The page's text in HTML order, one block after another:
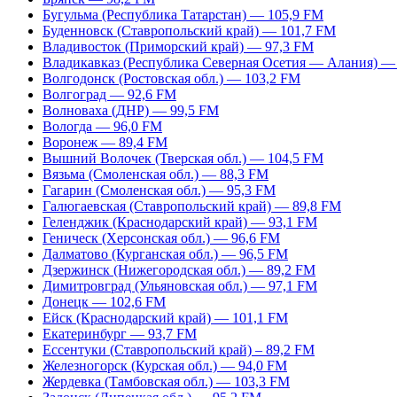
Бугульма (Республика Татарстан) — 105,9 FM
Буденновск (Ставропольский край) — 101,7 FM
Владивосток (Приморский край) — 97,3 FM
Владикавказ (Республика Северная Осетия — Алания)
Волгодонск (Ростовская обл.) — 103,2 FM
Волгоград — 92,6 FM
Волноваха (ДНР) — 99,5 FM
Вологда — 96,0 FM
Воронеж — 89,4 FM
Вышний Волочек (Тверская обл.) — 104,5 FM
Вязьма (Смоленская обл.) — 88,3 FM
Гагарин (Смоленская обл.) — 95,3 FM
Галюгаевская (Ставропольский край) — 89,8 FM
Геленджик (Краснодарский край) — 93,1 FM
Геническ (Херсонская обл.) — 96,6 FM
Далматово (Курганская обл.) — 96,5 FM
Дзержинск (Нижегородская обл.) — 89,2 FM
Димитровград (Ульяновская обл.) — 97,1 FM
Донецк — 102,6 FM
Ейск (Краснодарский край) — 101,1 FM
Екатеринбург — 93,7 FM
Ессентуки (Ставропольский край) – 89,2 FM
Железногорск (Курская обл.) — 94,0 FM
Жердевка (Тамбовская обл.) — 103,3 FM